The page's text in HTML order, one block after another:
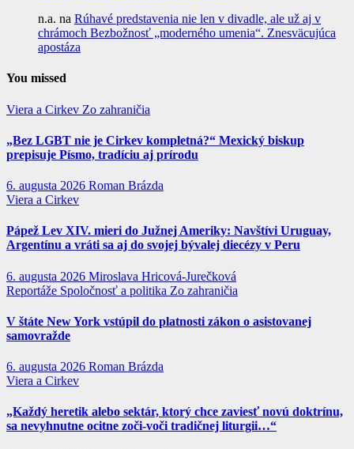
n.a. na Rúhavé predstavenia nie len v divadle, ale už aj v
chrámoch Bezbožnosť „moderného umenia“. Znesväcujúca
apostáza
You missed
Viera a Cirkev Zo zahraničia
„Bez LGBT nie je Cirkev kompletná?“ Mexický biskup
prepisuje Písmo, tradíciu aj prírodu
6. augusta 2026 Roman Brázda
Viera a Cirkev
Pápež Lev XIV. mieri do Južnej Ameriky: Navštívi Uruguay,
Argentínu a vráti sa aj do svojej bývalej diecézy v Peru
6. augusta 2026 Miroslava Hricová-Jurečková
Reportáže Spoločnosť a politika Zo zahraničia
V štáte New York vstúpil do platnosti zákon o asistovanej
samovražde
6. augusta 2026 Roman Brázda
Viera a Cirkev
„Každý heretik alebo sektár, ktorý chce zaviesť novú doktrínu,
sa nevyhnutne ocitne zoči-voči tradičnej liturgii…“